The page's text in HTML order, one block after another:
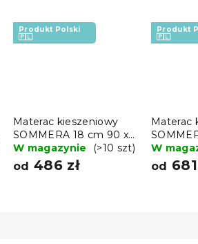
Produkt Polski
🇵🇱
Materac kieszeniowy
SOMMERA 18 cm 90 x
200 cm
W magazynie (>10 szt)
od 486 zł
Produkt
🇵🇱
Materac
200 cm
W
od